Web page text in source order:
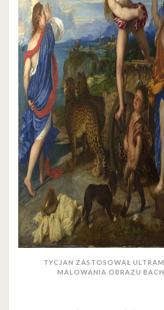
TYCJAN ZASTOSOWAŁ
MALOWANIA OBRAZU